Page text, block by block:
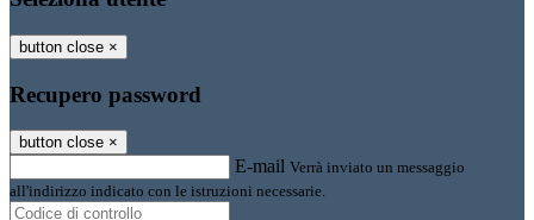
button close ×
Recupero password
button close ×
E-mail Verrà inviato un messaggio
all'indirizzo indicato con le istruzioni necessarie.